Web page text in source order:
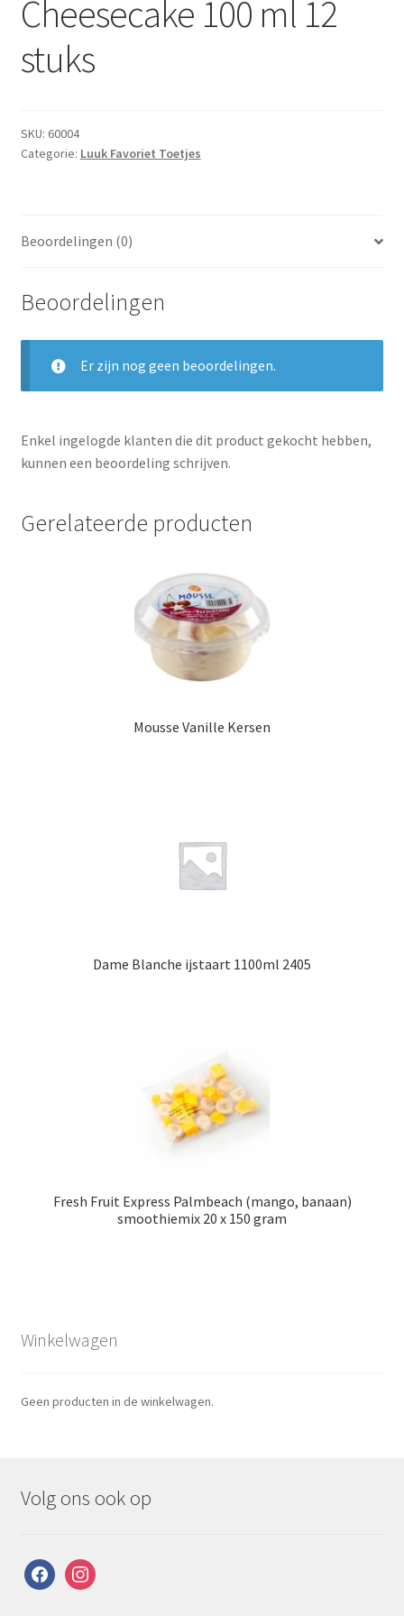
Dranken
Droge Kruidenierswaren
Koeling
Salades
Stoverijen
Maaltijden Diepvries
Cheesecake 100 ml 12
stuks
SKU: 60004
Categorie: Luuk Favoriet Toetjes
Beoordelingen (0)
Beoordelingen
Er zijn nog geen beoordelingen.
Enkel ingelogde klanten die dit product gekocht hebben,
kunnen een beoordeling schrijven.
Gerelateerde producten
Mousse Vanille Kersen
Dame Blanche ijstaart 1100ml 2405
Fresh Fruit Express Palmbeach (mango, banaan)
smoothiemix 20 x 150 gram
Winkelwagen
Geen producten in de winkelwagen.
Volg ons ook op
facebookinstagram